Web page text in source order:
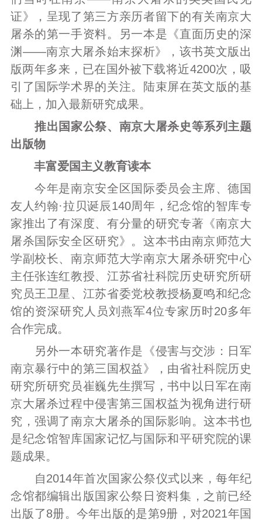
证》，呈现了第三方亲历者留下的有关南京大
屠杀的第一手资料。另一本是《直面历史的深
渊——南京大屠杀始末探析》，该书英文版出
版两年多来，已在国外被下载将近4200次，吸
引了国际学术界的关注。陆束屏在英文版的基
础上，加入最新研究成果。
推出国家公祭、南京大屠杀史等系列主题
出版物
丰富爱国主义教育读本
今年是南京安全区国际委员会主席、德国
友人约翰·拉贝诞辰140周年，纪念馆的智库专
家推出了有深度、有分量的研究专著《南京大
屠杀国际安全区研究》。这本书由南京师范大
学副校长、南京师范大学南京大屠杀研究中心
主任张连红教授、江苏省社科院历史研究所研
究员王卫星、江苏省委党校教授杨夏鸣和纪念
馆的资深研究人员刘燕军4位专家历时20多年
合作完成。
另外一本研究著作是《侵害与交涉：日军
南京暴行中的第三国权益》，由省社科院历史
研究所研究员崔巍先生撰写，书中以日军在南
京大屠杀过程中侵害第三国权益为视角进行研
究，强调了南京大屠杀的国际影响。这本书也
是纪念馆智库国家记忆与国际和平研究院的课
题成果。
自2014年首次国家公祭仪式以来，每年纪
念馆都编辑出版国家公祭日资料集，之前已经
出版了8册。今年出版的是第9册，对2021年国